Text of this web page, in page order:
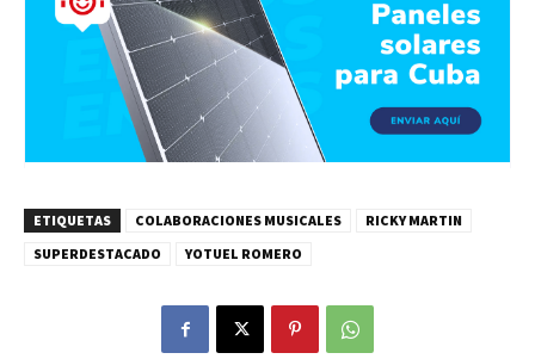
ETIQUETAS COLABORACIONES MUSICALES
RICKY MARTIN
SUPERDESTACADO
YOTUEL ROMERO